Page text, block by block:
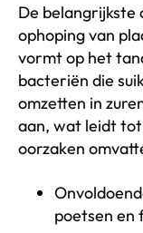
De belangrijkste
ophoping van
vormt op het
bacteriën die
omzetten in
aan, wat leidt
oorzaken
poetsen en